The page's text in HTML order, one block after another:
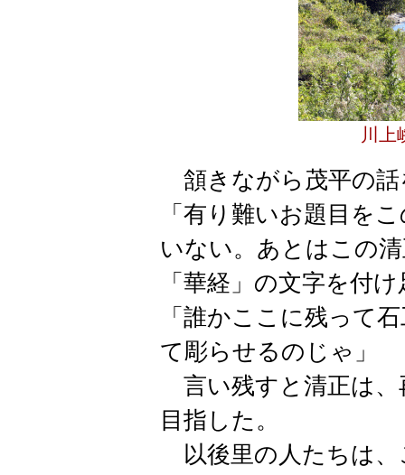
川上
頷きながら茂平の話
「有り難いお題目を
いない。あとはこの
「華経」の文字を付
「誰かここに残って
て彫らせるのじゃ」
言い残すと清正は、
目指した。
以後里の人たちは、